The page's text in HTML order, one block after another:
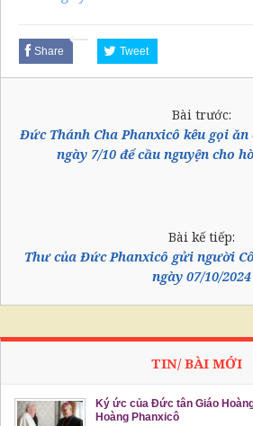
Share Tweet
Bài trước:
Đức Thánh Cha Phanxicô kêu gọi ăn
ngày 7/10 để cầu nguyện cho
Bài kế tiếp:
Thư của Đức Phanxicô gửi người
ngày 07/10/2024
TIN/ BÀI MỚI
Ký ức của Đức tân Giáo
Hoàng Phanxicô